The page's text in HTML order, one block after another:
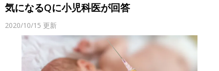
気になるQに小児科医が回答
2020/10/15 更新